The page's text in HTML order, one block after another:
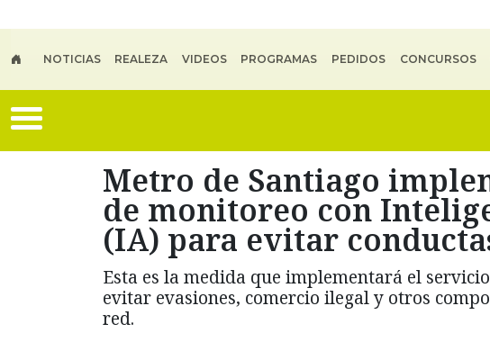
NOTICIAS REALEZA VIDEOS PROGRAMAS PEDIDOS CONCURSOS
Metro de Santiago
de monitoreo con
(IA) para evitar
Esta es la medida que implementará el
evitar evasiones, comercio ilegal y otros
red.